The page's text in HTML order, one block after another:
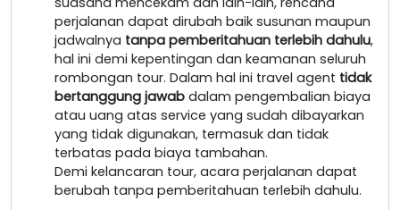
perjalanan dapat dirubah baik susunan maupun
jadwalnya tanpa pemberitahuan terlebih dahulu,
hal ini demi kepentingan dan keamanan seluruh
rombongan tour. Dalam hal ini travel agent tidak
bertanggung jawab dalam pengembalian biaya
atau uang atas service yang sudah dibayarkan
yang tidak digunakan, termasuk dan tidak
terbatas pada biaya tambahan.
Demi kelancaran tour, acara perjalanan dapat
berubah tanpa pemberitahuan terlebih dahulu.